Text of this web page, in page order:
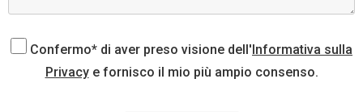
Confermo* di aver preso visione dell'Informativa sulla
Privacye fornisco il mio più ampio consenso.